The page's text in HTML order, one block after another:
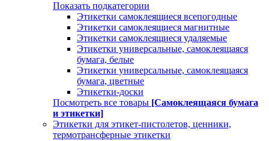
Показать подкатегории
Этикетки самоклеящиеся всепогодные
Этикетки самоклеящиеся магнитные
Этикетки самоклеящиеся удаляемые
Этикетки универсальные, самоклеящаяся
бумага, белые
Этикетки универсальные, самоклеящаяся
бумага, цветные
Этикетки-доски
Посмотреть все товары [Самоклеящаяся бумага
и этикетки]
Этикетки для этикет-пистолетов, ценники,
термотрансферные этикетки